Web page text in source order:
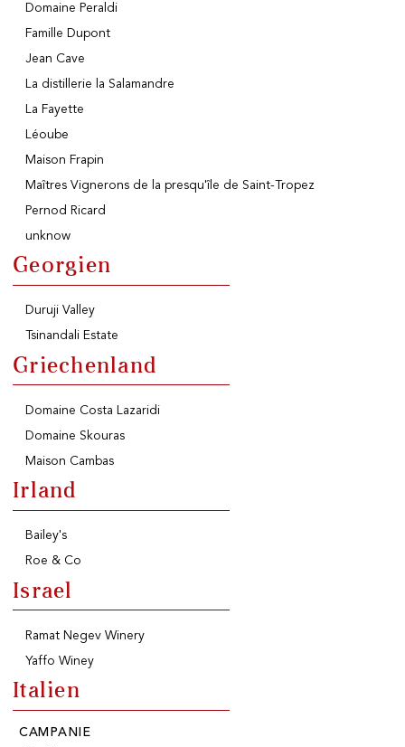
Domaine Peraldi
Famille Dupont
Jean Cave
La distillerie la Salamandre
La Fayette
Léoube
Maison Frapin
Maîtres Vignerons de la presqu'île de Saint-Tropez
Pernod Ricard
unknow
Georgien
Duruji Valley
Tsinandali Estate
Griechenland
Domaine Costa Lazaridi
Domaine Skouras
Maison Cambas
Irland
Bailey's
Roe & Co
Israel
Ramat Negev Winery
Yaffo Winey
Italien
CAMPANIE